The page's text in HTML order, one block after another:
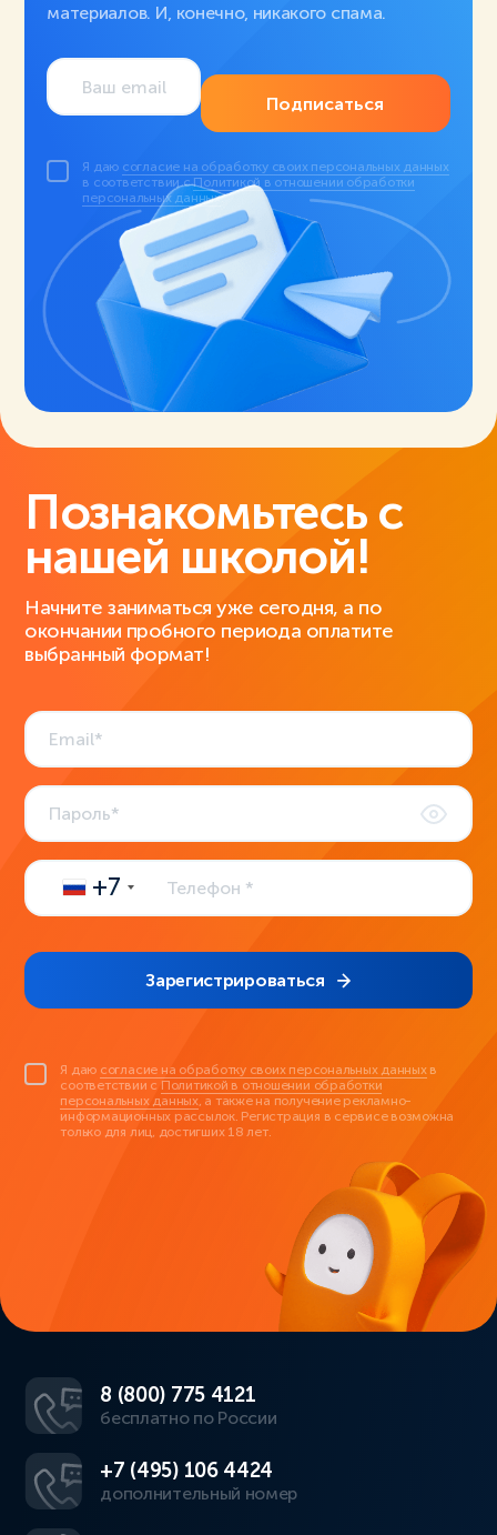
материалов. И, конечно, никакого спама.
Подписаться
Я даю согласие на обработку своих персональных данных
в соответствии сПолитикой в отношении обработки
персональных данных.
Познакомьтесь с
нашей школой!
Начните заниматься уже сегодня, а по
окончании пробного периода оплатите
выбранный формат!
+7
Зарегистрироваться
Я даю согласие на обработку своих персональных данныхв
соответствии с Политикой в отношении обработки
персональных данных, а также на получение рекламно-
информационных рассылок. Регистрация в сервисе возможна
только для лиц, достигших 18 лет.
8 (800) 775 4121
бесплатно по России
+7 (495) 106 4424
дополнительный номер